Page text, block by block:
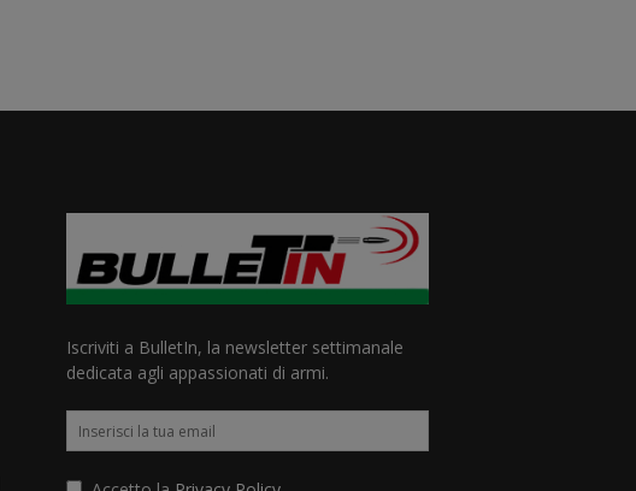
Iscriviti a BulletIn, la newsletter settimanale
dedicata agli appassionati di armi.